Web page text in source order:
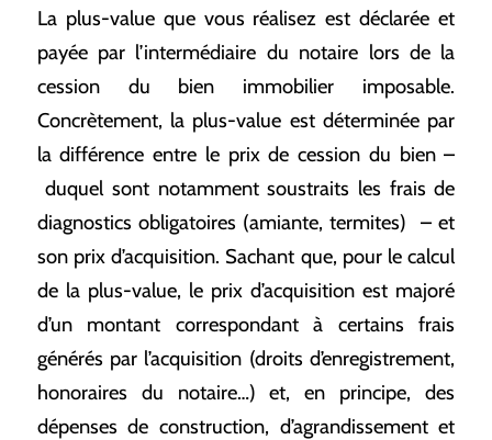
La plus-value que vous réalisez est déclarée et
payée par l’intermédiaire du notaire lors de la
cession du bien immobilier imposable.
Concrètement, la plus-value est déterminée par
la différence entre le prix de cession du bien –
duquel sont notamment soustraits les frais de
diagnostics obligatoires (amiante, termites) – et
son prix d’acquisition. Sachant que, pour le calcul
de la plus-value, le prix d’acquisition est majoré
d’un montant correspondant à certains frais
générés par l’acquisition (droits d’enregistrement,
honoraires du notaire…) et, en principe, des
dépenses de construction, d’agrandissement et